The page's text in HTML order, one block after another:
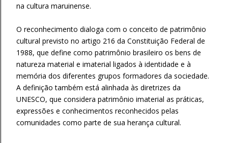
na cultura maruinense.
O reconhecimento dialoga com o conceito de patrimônio
cultural previsto no artigo 216 da Constituição Federal de
1988, que define como patrimônio brasileiro os bens de
natureza material e imaterial ligados à identidade e à
memória dos diferentes grupos formadores da sociedade.
A definição também está alinhada às diretrizes da
UNESCO, que considera patrimônio imaterial as práticas,
expressões e conhecimentos reconhecidos pelas
comunidades como parte de sua herança cultural.